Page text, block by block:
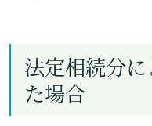
法定相続分
た場合